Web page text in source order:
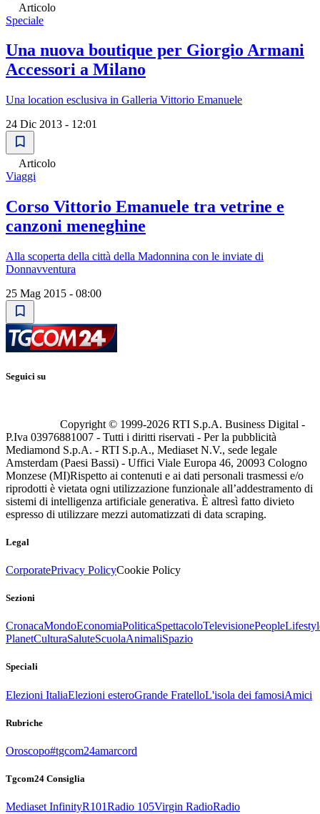
Articolo
Speciale
Una nuova boutique per Giorgio Armani
Accessori a Milano
Una location esclusiva in Galleria Vittorio Emanuele
24 Dic 2013 - 12:01
Articolo
Viaggi
Corso Vittorio Emanuele tra vetrine e
canzoni meneghine
Alla scoperta della città della Madonnina con le inviate di
Donnavventura
25 Mag 2015 - 08:00
Seguici su
Copyright © 1999-2026 RTI S.p.A. Business Digital -
P.Iva 03976881007 - Tutti i diritti riservati - Per la pubblicità
Mediamond S.p.A. - RTI S.p.A., Mediaset N.V., sede legale
Amsterdam (Paesi Bassi) - Uffici Viale Europa 46, 20093 Cologno
Monzese (MI)Rispetto ai contenuti e ai dati personali trasmessi e/o
riprodotti è vietata ogni utilizzazione funzionale all’addestramento di
sistemi di intelligenza artificiale generativa. È altresì fatto divieto
espresso di utilizzare mezzi automatizzati di data scraping.
Legal
CorporatePrivacy PolicyCookie Policy
Sezioni
CronacaMondoEconomiaPoliticaSpettacoloTelevisionePeople
PlanetCulturaSaluteScuolaAnimaliSpazio
Speciali
Elezioni ItaliaElezioni esteroGrande FratelloL'isola dei famosiAmici
Rubriche
Oroscopo#tgcom24amarcord
Tgcom24 Consiglia
Mediaset InfinityR101Radio 105Virgin RadioRadio